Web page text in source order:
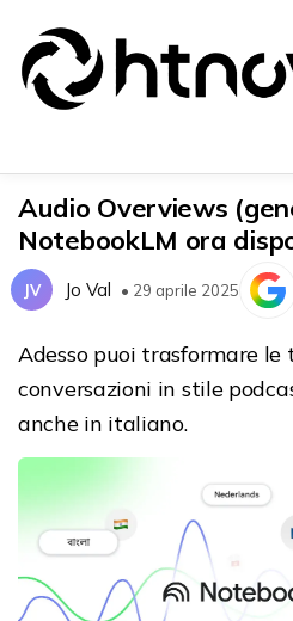
Audio Overviews
NotebookLM ora
JV Jo Val • 29 aprile 2025
Adesso puoi trasformare
conversazioni in stile
anche in italiano.